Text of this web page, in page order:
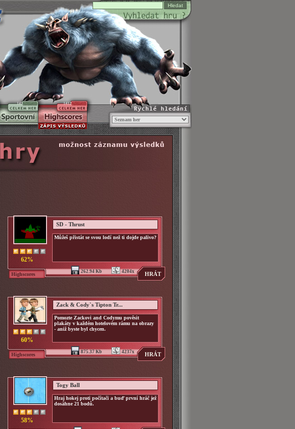
145 1412
62%
SD - Thrust
Můžeš přistát se svou lodí než ti dojde palivo?
Highscores HRÁT
4204x
262.94 Kb
60%
Zack & Cody`s Tipton Tr...
Pomozte Zackovi and Codymu pověsit
plakáty v každém hotelovém rámu na obrazy
- aniž byste byl chycen.
Highscores HRÁT
4237x
875.37 Kb
58%
Togy Ball
Hraj hokej proti počítači a buď první hráč jež
dosáhne 21 bodů.